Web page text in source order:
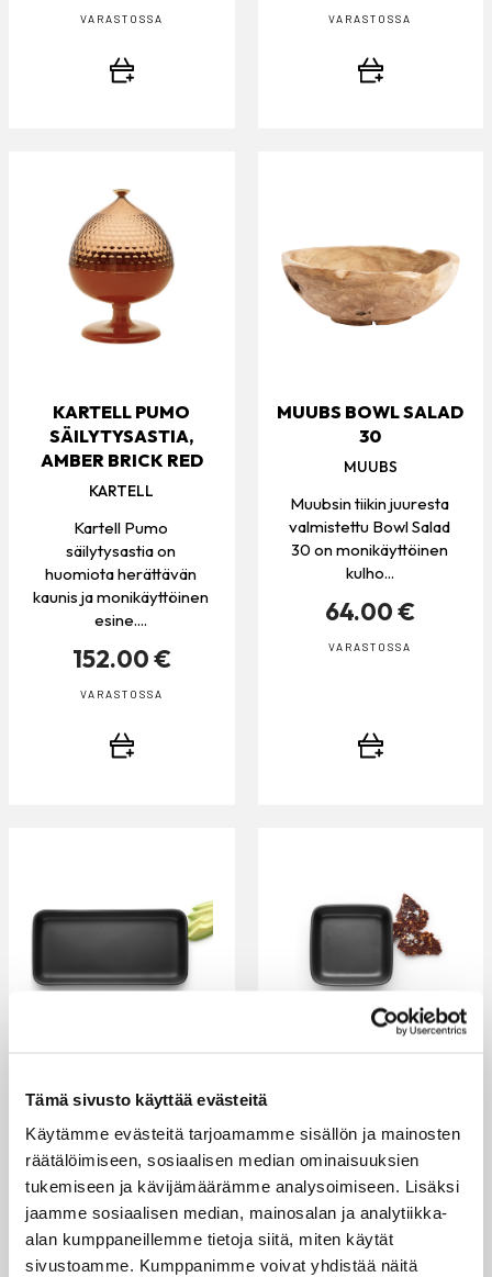
Tämä sivusto käyttää evästeitä
Käytämme evästeitä tarjoamamme sisällön ja mainosten
räätälöimiseen, sosiaalisen median ominaisuuksien
tukemiseen ja kävijämäärämme analysoimiseen. Lisäksi
jaamme sosiaalisen median, mainosalan ja analytiikka-
alan kumppaneillemme tietoja siitä, miten käytät
sivustoamme. Kumppanimme voivat yhdistää näitä
VARASTOSSA VARASTOSSA
KARTELL PUMO
SÄILYTYSASTIA,
AMBER BRICK RED
KARTELL
Kartell Pumo
säilytysastia on
huomiota herättävän
kaunis ja monikäyttöinen
esine....
152.00 €
VARASTOSSA
MUUBS BOWL SALAD
30
MUUBS
Muubsin tiikin juuresta
valmistettu Bowl Salad
30 on monikäyttöinen
kulho...
64.00 €
VARASTOSSA
KITCHEN
TARJOILULAUTANEN,
12X24CM
EVA SOLO
Kitchen tarjoilulautanen
DISH LAUTANEN,
11X11CM
EVA SOLO
Eva Solon Nordic
Kitchen square dish